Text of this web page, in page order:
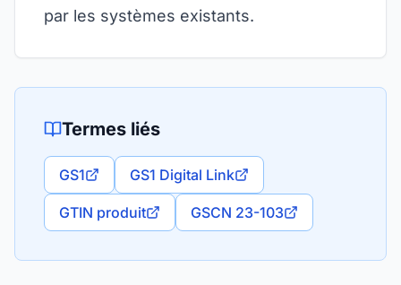
par les systèmes existants.
Termes liés
GS1 GS1 Digital Link
GTIN produit GSCN 23-103